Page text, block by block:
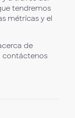
tendremos
métricas y el
de
contáctenos